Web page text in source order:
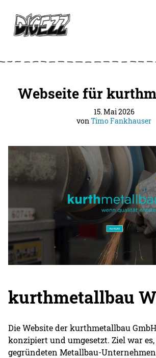
Webseite für
15. Mai 2026
vonTimo Fankhauser
kurthmetallbau
Die Website der kurthmetallbau
konzipiert und umgesetzt. Ziel war
gegründeten Metallbau-